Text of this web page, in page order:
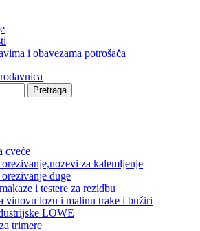
i obavezama potrošača
Pretraga
cveće
za kalemljenje
duge
i testere za rezidbu
vinovu lozu i malinu trake i bužiri
LOWE
trimere